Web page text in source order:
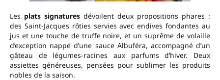
Les plats signatures dévoilent deux propositions phares :
des Saint-Jacques rôties servies avec endives fondantes au
jus et une touche de truffe noire, et un suprême de volaille
d’exception nappé d’une sauce Albuféra, accompagné d’un
gâteau de légumes-racines aux parfums d’hiver. Deux
assiettes généreuses, pensées pour sublimer les produits
nobles de la saison.